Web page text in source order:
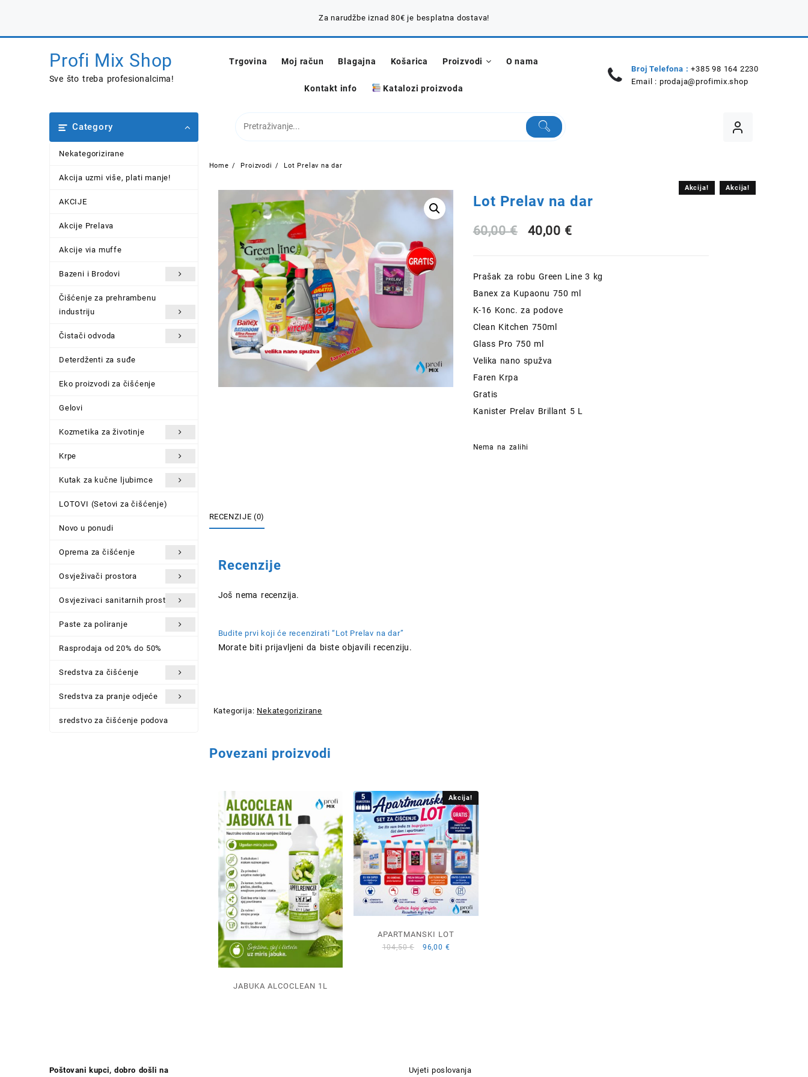
Za narudžbe iznad 80€ je besplatna dostava!
Profi Mix Shop
Sve što treba profesionalcima!
Trgovina Moj račun Blagajna Košarica Proizvodi O nama
Kontakt info Katalozi proizvoda
Broj Telefona : +385 98 164 2230
Email : prodaja@profimix.shop
Category
Nekategorizirane
Akcija uzmi više, plati manje!
AKCIJE
Akcije Prelava
Akcije via muffe
Bazeni i Brodovi
Čišćenje za prehrambenu
industriju
Čistači odvoda
Deterdženti za suđe
Eko proizvodi za čišćenje
Gelovi
Kozmetika za životinje
Krpe
Kutak za kučne ljubimce
LOTOVI (Setovi za čišćenje)
Novo u ponudi
Oprema za čišćenje
Osvježivači prostora
Osvjezivaci sanitarnih prostora
Paste za poliranje
Rasprodaja od 20% do 50%
Sredstva za čišćenje
Sredstva za pranje odjeće
sredstvo za čišćenje podova
Home Proizvodi Lot Prelav na dar
Akcija!
Lot Prelav na dar
60,00€
Izvorna
bila
60,00 €.
40,00 €Trenutna
je:
Prašak za robu Green Line 3 kg
Banex za Kupaonu 750 ml
K-16 Konc. za podove
Clean Kitchen 750ml
Glass Pro 750 ml
Velika nano spužva
Faren Krpa
Gratis
Kanister Prelav Brillant 5 L
Nema na zalihi
Akcija!
RECENZIJE (0)
Recenzije
Još nema recenzija.
Budite prvi koji će recenzirati “Lot Prelav na dar”
Morate biti prijavljeni da biste objavili recenziju.
Kategorija: Nekategorizirane
Povezani proizvodi
JABUKA ALCOCLEAN 1L
Akcija!
APARTMANSKI LOT
104,50€
Izvorna
96,00 €
Poštovani kupci, dobro došli na Uvjeti poslovanja